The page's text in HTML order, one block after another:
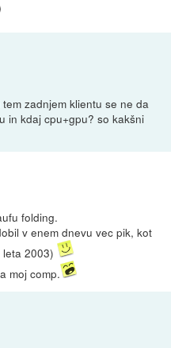
tem zadnjem klientu se ne da
in kdaj cpu+gpu? so kakšni
folding.
v enem dnevu vec pik, kot
2003)
moj comp.